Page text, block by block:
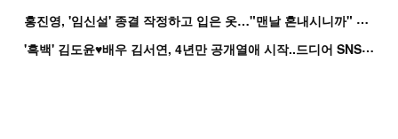
홍
진영, '임신설' 종결 작정하고 입은 옷…"맨날 혼내시니까" 억울
'
흑백' 김도윤♥배우 김서연, 4년만 공개열애 시작..드디어 SNS에 노출 [핫피...